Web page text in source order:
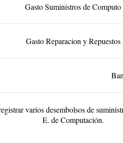
Gasto Suministros de Computo
Gasto Reparacion y Repuestos
varios desembolsos de
E. de Computación.